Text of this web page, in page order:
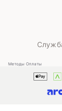
Методы Оплаты